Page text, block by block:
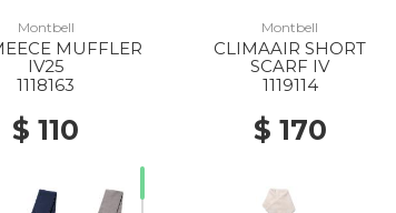
Montbell
MUFFLER
IV25
1118163
$ 110
Montbell
CLIMAAIR SHORT
SCARF IV
1119114
$ 170